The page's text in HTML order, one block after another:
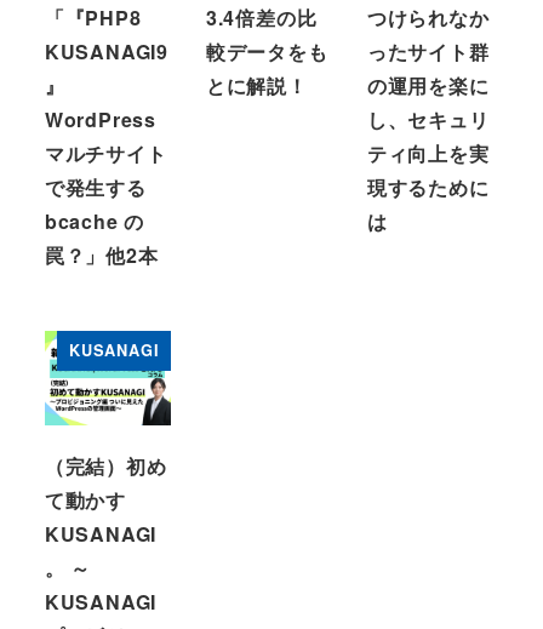
「『PHP8
KUSANAGI9
』
WordPress
マルチサイト
で発生する
bcache の
罠？」他2本
3.4倍差の比
較データをも
とに解説！
つけられなか
ったサイト群
の運用を楽に
し、セキュリ
ティ向上を実
現するために
は
KUSANAGI
（完結）初め
て動かす
KUSANAGI
。 ～
KUSANAGI